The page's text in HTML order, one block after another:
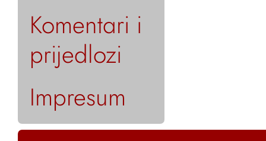
Komentari i
prijedlozi
Impresum